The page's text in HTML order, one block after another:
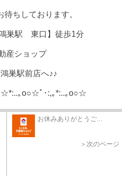
待ちしております。
巣駅 東口】徒歩1分
産ショップ
巣駅前店へ♪♪
｡o○☆ﾟ･:,｡*:..｡o○☆
お休みありがとうご...
＞次のページ